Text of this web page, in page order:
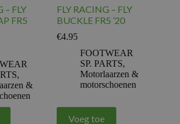
– FLY
FR5
,
&
FLY RACING – FLY
BUCKLE FR5 ’20
€4.95
FOOTWEAR
SP. PARTS,
Motorlaarzen &
motorschoenen
Voeg toe